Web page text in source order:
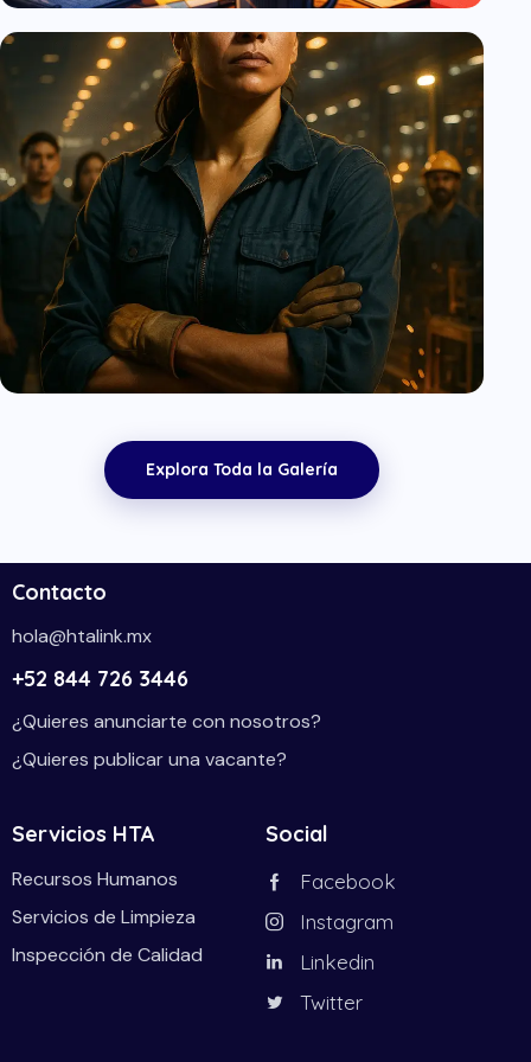
Innovación Sin Hacer Ruido (pero
Muy Efectiva)
Galeria Digital
Explora Toda la Galería
Contacto
hola@htalink.mx
+52 844 726 3446
¿Quieres anunciarte con nosotros?
¿Quieres publicar una vacante?
Servicios HTA
Recursos Humanos
Servicios de Limpieza
Inspección de Calidad
Social
Facebook
Instagram
Linkedin
Twitter